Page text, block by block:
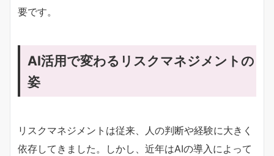
要です。
AI活用で変わるリスクマネジメントの
姿
リスクマネジメントは従来、人の判断や経験に大きく
依存してきました。しかし、近年はAIの導入によって